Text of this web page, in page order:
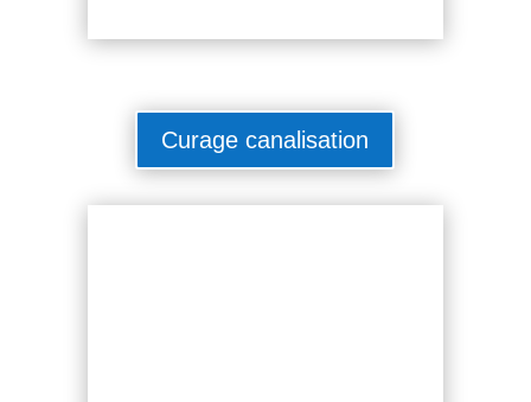
Curage canalisation